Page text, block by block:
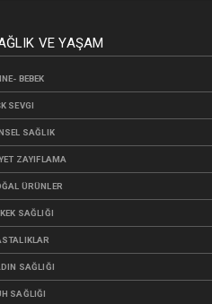
VE YAŞAM
BEBEK
SEVGI
SAĞLIK
ZAYIFLAMA
ÜRÜNLER
SAĞLIĞI
SAĞLIĞI
SAĞLIĞI